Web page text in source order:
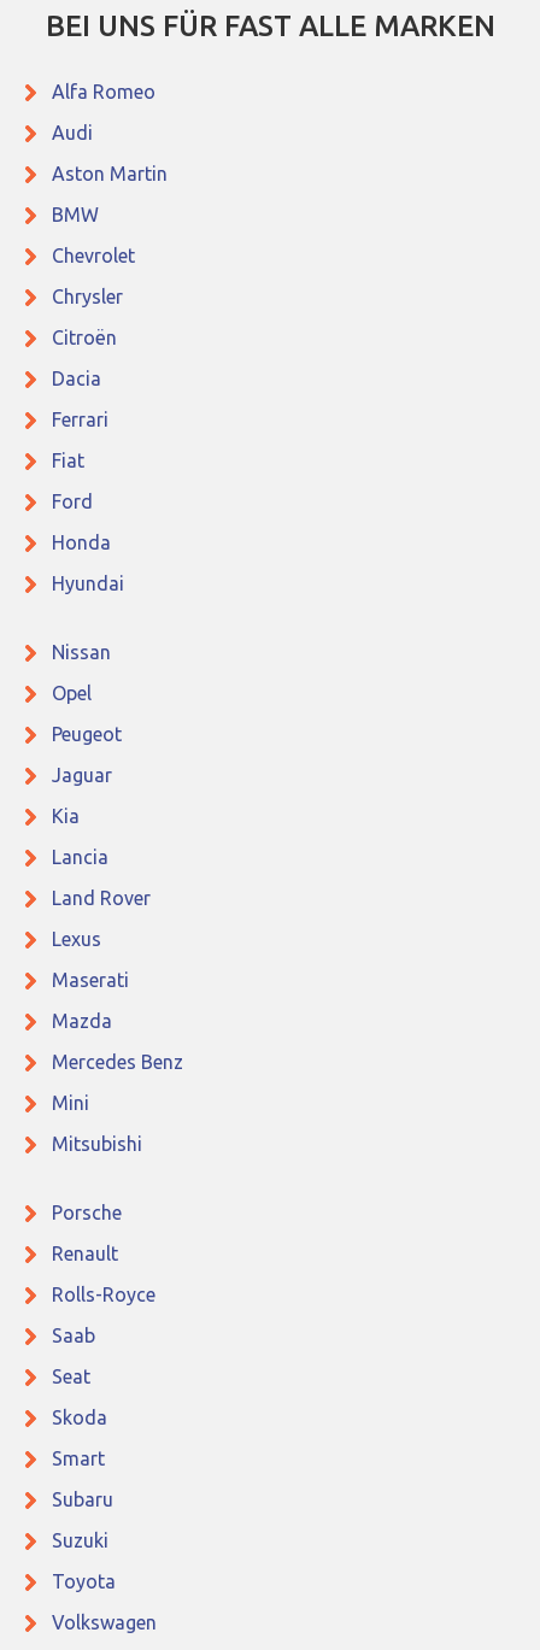
BEI UNS FÜR FAST ALLE MARKEN
Alfa Romeo
Audi
Aston Martin
BMW
Chevrolet
Chrysler
Citroën
Dacia
Ferrari
Fiat
Ford
Honda
Hyundai
Nissan
Opel
Peugeot
Jaguar
Kia
Lancia
Land Rover
Lexus
Maserati
Mazda
Mercedes Benz
Mini
Mitsubishi
Porsche
Renault
Rolls-Royce
Saab
Seat
Skoda
Smart
Subaru
Suzuki
Toyota
Volkswagen